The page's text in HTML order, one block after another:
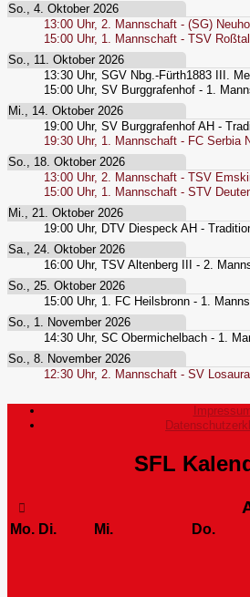
So., 4. Oktober 2026
13:00 Uhr, 2. Mannschaft - (SG)
15:00 Uhr, 1. Mannschaft - TSV Roßtal
So., 11. Oktober 2026
13:30 Uhr, SGV Nbg.-Fürth1883 III.
15:00 Uhr, SV Burggrafenhof - 1.
Mi., 14. Oktober 2026
19:00 Uhr, SV Burggrafenhof AH -
19:30 Uhr, 1. Mannschaft - FC Serbia
So., 18. Oktober 2026
13:00 Uhr, 2. Mannschaft - TSV
15:00 Uhr, 1. Mannschaft - STV
Mi., 21. Oktober 2026
19:00 Uhr, DTV Diespeck AH -
Sa., 24. Oktober 2026
16:00 Uhr, TSV Altenberg III - 2.
So., 25. Oktober 2026
15:00 Uhr, 1. FC Heilsbronn - 1.
So., 1. November 2026
14:30 Uhr, SC Obermichelbach - 1.
So., 8. November 2026
12:30 Uhr, 2. Mannschaft - SV
SFL
Mo. Di. Mi. Do.